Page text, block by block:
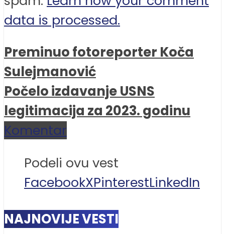
data is processed.
Preminuo fotoreporter Koča
Sulejmanović
Počelo izdavanje USNS
legitimacija za 2023. godinu
Komentar
Podeli ovu vest
FacebookXPinterestLinkedIn
NAJNOVIJE VESTI